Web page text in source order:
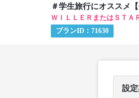
＃学生旅行にオススメ
ＷＩＬＬＥＲまたはＳＴＡ
プランID： 71630
設